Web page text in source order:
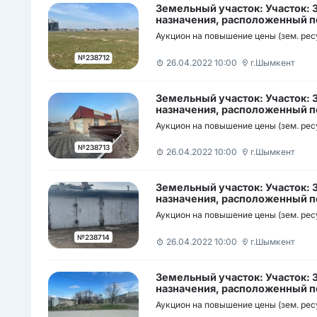
№238712
Земельный участок:
назначения, расположенный
район мкр Нуртас участок б/н /
орналасқан мекен-жайы:
Аукцион на повышение цены (зем.
26.04.2022 10:00 г.Шымкент
№238713
Земельный участок:
назначения, расположенный
район., Квартал 283 (мкр Курсай), участок 262/2 /
мақсаттағы жер телімі,
Аукцион на повышение цены (зем.
26.04.2022 10:00 г.Шымкент
№238714
Земельный участок:
назначения, расположенный
район улица Сайрам участок
телімі, орналасқан мекен-
Аукцион на повышение цены (зем.
26.04.2022 10:00 г.Шымкент
Земельный участок:
назначения, расположенный
район улица Койгелды батыра
жер телімі, орналасқан
Аукцион на повышение цены (зем.